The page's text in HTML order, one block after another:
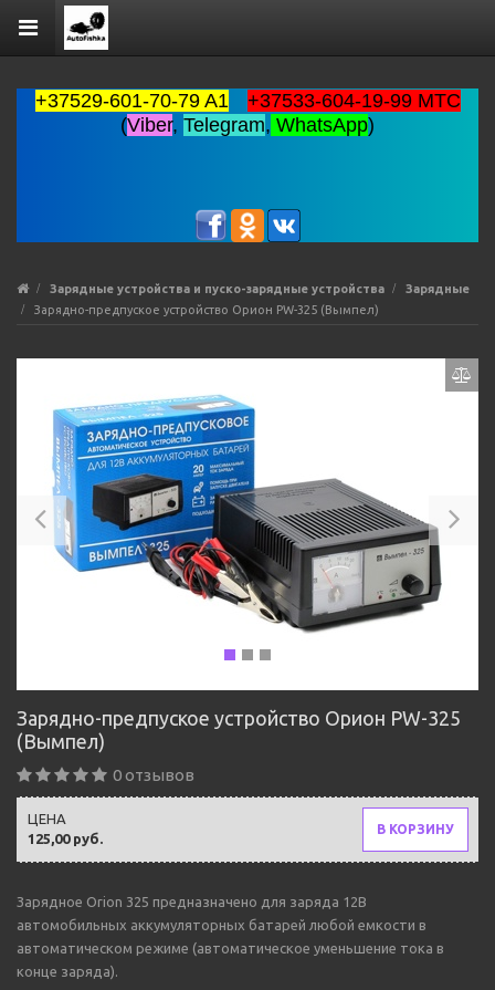
+37529-601-70-79 A1
+37533-604-19-99 MTC
(Viber, Telegram, WhatsApp)
Зарядные устройства и пуско-зарядные устройства
Зарядные
Зарядно-предпуское устройство Орион PW-325 (Вымпел)
Previous
Зарядно-предпуское устройство Орион PW-325
(Вымпел)
0 отзывов
125,00 руб.
ЦЕНА
В КОРЗИНУ
Зарядное Orion 325 предназначено для заряда 12В
автомобильных аккумуляторных батарей любой емкости в
автоматическом режиме (автоматическое уменьшение тока в
конце заряда).